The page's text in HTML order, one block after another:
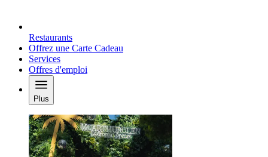
Restaurants
Offrez une Carte Cadeau
Services
Offres d'emploi
Plus